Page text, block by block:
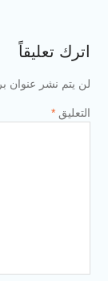
اترك تعليقاً
لن يتم نشر عنوان
التعليق *